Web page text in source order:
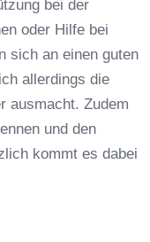
bei der
oder Hilfe bei
sich an einen guten
allerdings die
ausmacht. Zudem
und den
kommt es dabei